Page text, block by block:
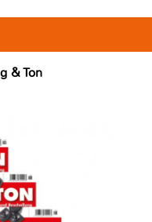
& Ton